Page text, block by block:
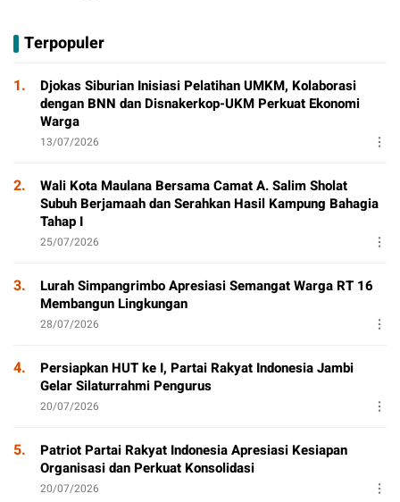
Aktivitas Positif
Terpopuler
1.
Djokas Siburian Inisiasi Pelatihan UMKM, Kolaborasi
dengan BNN dan Disnakerkop-UKM Perkuat Ekonomi
Warga
13/07/2026
2.
Wali Kota Maulana Bersama Camat A. Salim Sholat
Subuh Berjamaah dan Serahkan Hasil Kampung Bahagia
Tahap I
25/07/2026
3.
Lurah Simpangrimbo Apresiasi Semangat Warga RT 16
Membangun Lingkungan
28/07/2026
4.
Persiapkan HUT ke I, Partai Rakyat Indonesia Jambi
Gelar Silaturrahmi Pengurus
20/07/2026
5.
Patriot Partai Rakyat Indonesia Apresiasi Kesiapan
Organisasi dan Perkuat Konsolidasi
20/07/2026